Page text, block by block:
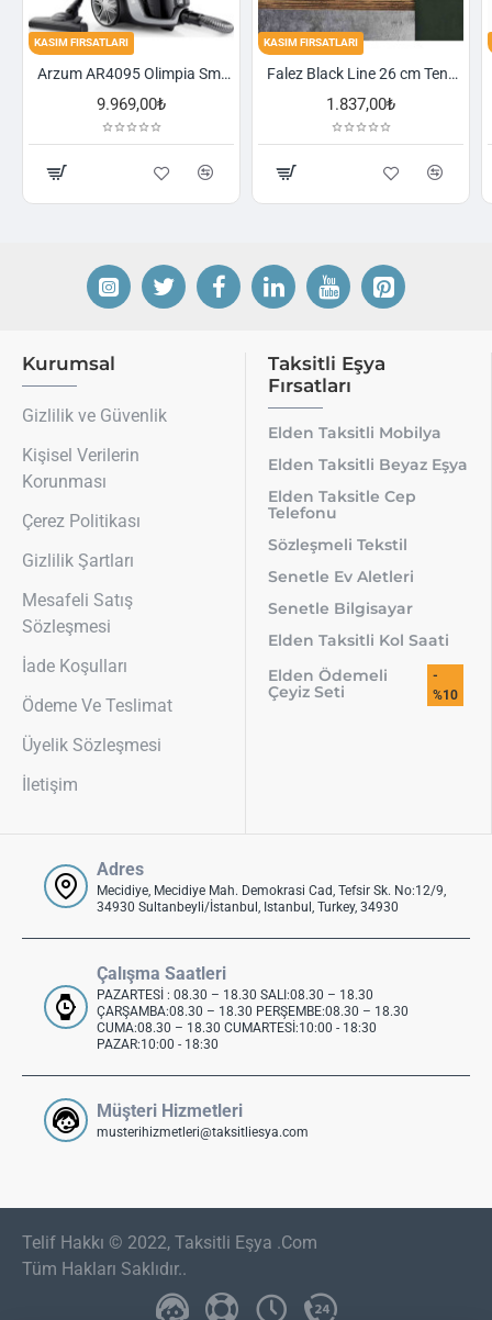
Arzum AR4095 Olimpia Smart Cyclone Filtreli Süpürge - Füme
KASIM FIRSATLARI
Falez Black Line 26 cm Tencere
KASIM
Kurumsal
Gizlilik ve Güvenlik
Kişisel Verilerin
Korunması
Çerez Politikası
Gizlilik Şartları
Mesafeli Satış
Sözleşmesi
İade Koşulları
Ödeme Ve Teslimat
Üyelik Sözleşmesi
İletişim
Taksitli Eşya
Fırsatları
Elden Taksitli Mobilya
Elden Taksitli Beyaz Eşya
Elden Taksitle Cep
Telefonu
Sözleşmeli Tekstil
Senetle Ev Aletleri
Senetle Bilgisayar
Elden Taksitli Kol Saati
Elden Ödemeli
Çeyiz Seti
-
%10
Adres
Mecidiye, Mecidiye Mah. Demokrasi Cad, Tefsir Sk. No:12/9,
34930 Sultanbeyli/İstanbul, Istanbul, Turkey, 34930
Çalışma Saatleri
PAZARTESİ : 08.30 – 18.30 SALI:08.30 – 18.30
ÇARŞAMBA:08.30 – 18.30 PERŞEMBE:08.30 – 18.30
CUMA:08.30 – 18.30 CUMARTESİ:10:00 - 18:30
PAZAR:10:00 - 18:30
Müşteri Hizmetleri
musterihizmetleri@taksitliesya.com
Telif Hakkı © 2022, Taksitli Eşya .Com
Tüm Hakları Saklıdır..